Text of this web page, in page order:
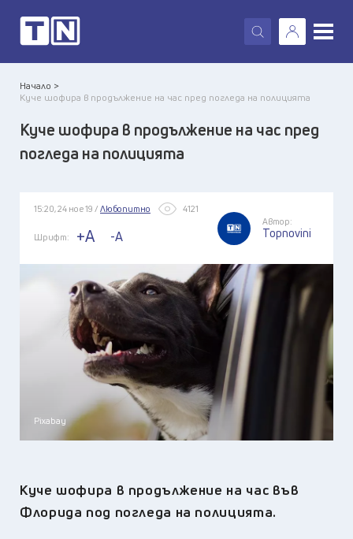
X
Начало >
Куче шофира в продължение на час пред погледа на полицията
Куче шофира в продължение на час пред
погледа на полицията
15:20, 24 ное 19 / Любопитно 4121
Шрифт: +A -A
Автор:
Topnovini
Pixabay
Куче шофира в продължение на час във
Флорида под погледа на полицията.